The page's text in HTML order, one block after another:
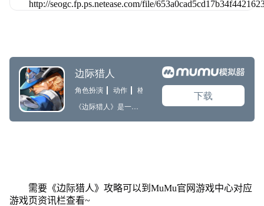
需要《边际猎人》攻略可以到MuMu官网游戏中心对应
游戏页资讯栏查看~